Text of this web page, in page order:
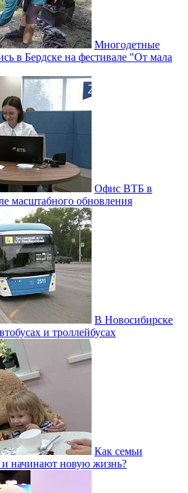
Многодетные
в Бердске на фестивале "От мала
Офис ВТБ в
масштабного обновления
В Новосибирске
и троллейбусах
Как семьи
начинают новую жизнь?